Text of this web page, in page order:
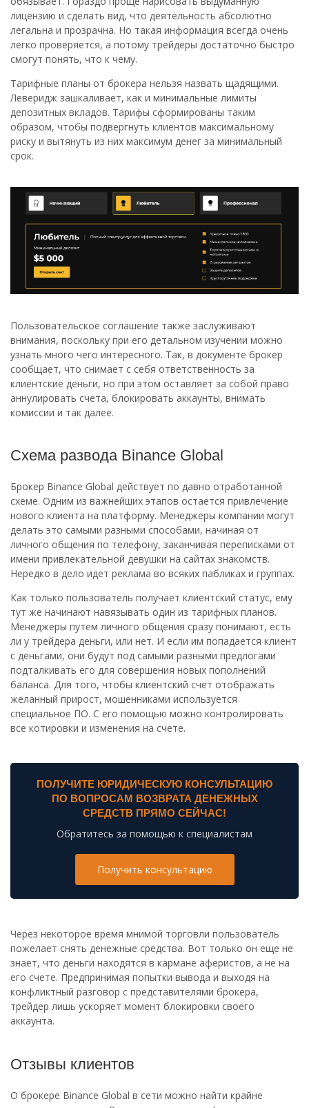
лицензию и сделать вид, что деятельность абсолютно
легальна и прозрачна. Но такая информация всегда очень
легко проверяется, а потому трейдеры достаточно быстро
смогут понять, что к чему.
Тарифные планы от брокера нельзя назвать щадящими.
Леверидж зашкаливает, как и минимальные лимиты
депозитных вкладов. Тарифы сформированы таким
образом, чтобы подвергнуть клиентов максимальному
риску и вытянуть из них максимум денег за минимальный
срок.
Пользовательское соглашение также заслуживают
внимания, поскольку при его детальном изучении можно
узнать много чего интересного. Так, в документе брокер
сообщает, что снимает с себя ответственность за
клиентские деньги, но при этом оставляет за собой право
аннулировать счета, блокировать аккаунты, внимать
комиссии и так далее.
Схема развода Binance Global
Брокер Binance Global действует по давно отработанной
схеме. Одним из важнейших этапов остается привлечение
нового клиента на платформу. Менеджеры компании могут
делать это самыми разными способами, начиная от
личного общения по телефону, заканчивая переписками от
имени привлекательной девушки на сайтах знакомств.
Нередко в дело идет реклама во всяких пабликах и группах.
Как только пользователь получает клиентский статус, ему
тут же начинают навязывать один из тарифных планов.
Менеджеры путем личного общения сразу понимают, есть
ли у трейдера деньги, или нет. И если им попадается клиент
с деньгами, они будут под самыми разными предлогами
подталкивать его для совершения новых пополнений
баланса. Для того, чтобы клиентский счет отображать
желанный прирост, мошенниками используется
специальное ПО. С его помощью можно контролировать
все котировки и изменения на счете.
ПОЛУЧИТЕ ЮРИДИЧЕСКУЮ КОНСУЛЬТАЦИЮ
ПО ВОПРОСАМ ВОЗВРАТА ДЕНЕЖНЫХ
СРЕДСТВ ПРЯМО СЕЙЧАС!
Обратитесь за помощью к специалистам
Получить консультацию
Через некоторое время мнимой торговли пользователь
пожелает снять денежные средства. Вот только он еще не
знает, что деньги находятся в кармане аферистов, а не на
его счете. Предпринимая попытки вывода и выходя на
конфликтный разговор с представителями брокера,
трейдер лишь ускоряет момент блокировки своего
аккаунта.
Отзывы клиентов
О брокере Binance Global в сети можно найти крайне